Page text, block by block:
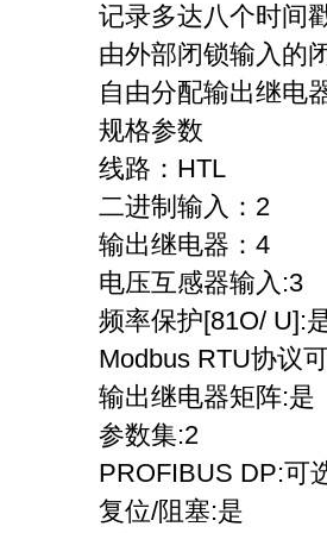
记录多达八个时间
由外部闭锁输入的
自由分配输出继电
规格参数
线路：HTL
二进制输入：2
输出继电器：4
电压互感器输入:3
频率保护[81O/ U]:
Modbus RTU协议
输出继电器矩阵:是
参数集:2
PROFIBUS DP:可
复位/阻塞:是